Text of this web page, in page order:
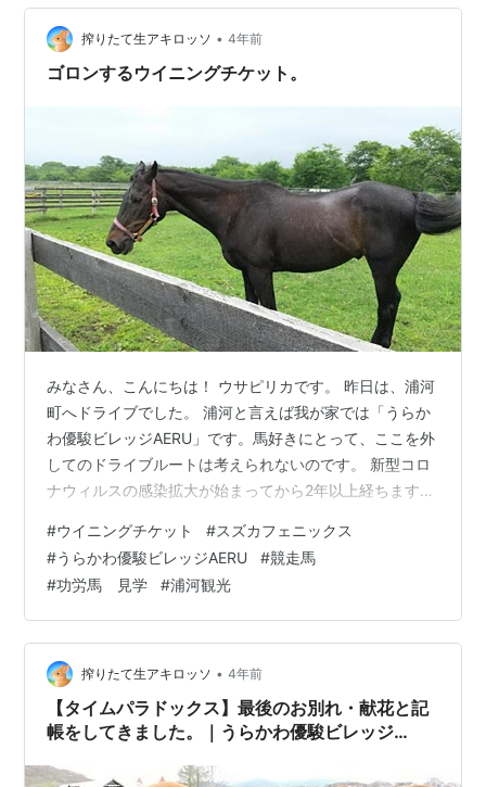
入っている外観だ。 浦河町立郷土博物館 中もこんな感じ
で、古臭さがとてもいい。…
搾りたて生アキロッソ • 4年前
ゴロンするウイニングチケット。
みなさん、こんにちは！ ウサピリカです。 昨日は、浦河
町へドライブでした。 浦河と言えば我が家では「うらか
わ優駿ビレッジAERU」です。馬好きにとって、ここを外
してのドライブルートは考えられないのです。 新型コロ
ナウィルスの感染拡大が始まってから2年以上経ちます
まぁ、当然のことだと思います。 しかし、この「うらか
わ優駿ビレッジAERU」は、ずっと見学させてくれたんで
すよね。本当にありがたいことです。 最近、近隣での新
型コロナウィルス感染拡大により急遽見学が出来なくな
る場合があるということを「競走馬のふるさと案内所」
で知ったので、そうなる前に行っ…
#ウイニングチケット #スズカフェニックス
#うらかわ優駿ビレッジAERU #競走馬
#功労馬 見学 #浦河観光
搾りたて生アキロッソ • 4年前
【タイムパラドックス】最後のお別れ・献花と記
帳をしてきました。｜うらかわ優駿ビレッジ